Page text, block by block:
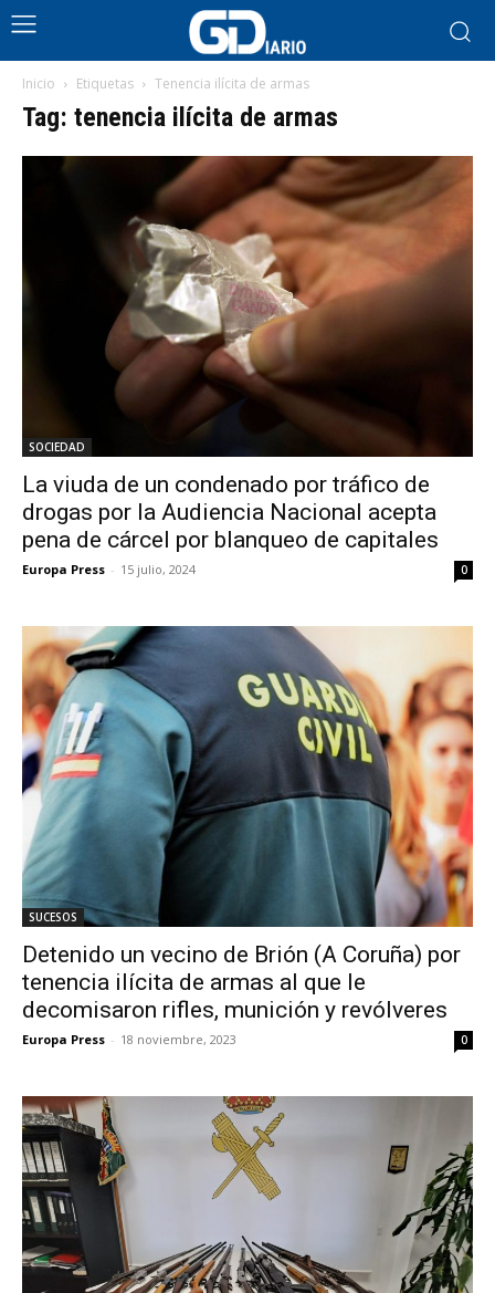
Inicio Etiquetas Tenencia ilícita de armas
Tag: tenencia ilícita de armas
SOCIEDAD
La viuda de un condenado por tráfico de
drogas por la Audiencia Nacional acepta
pena de cárcel por blanqueo de capitales
Europa Press - 15 julio, 2024 0
SUCESOS
Detenido un vecino de Brión (A Coruña) por
tenencia ilícita de armas al que le
decomisaron rifles, munición y revólveres
Europa Press - 18 noviembre, 2023 0